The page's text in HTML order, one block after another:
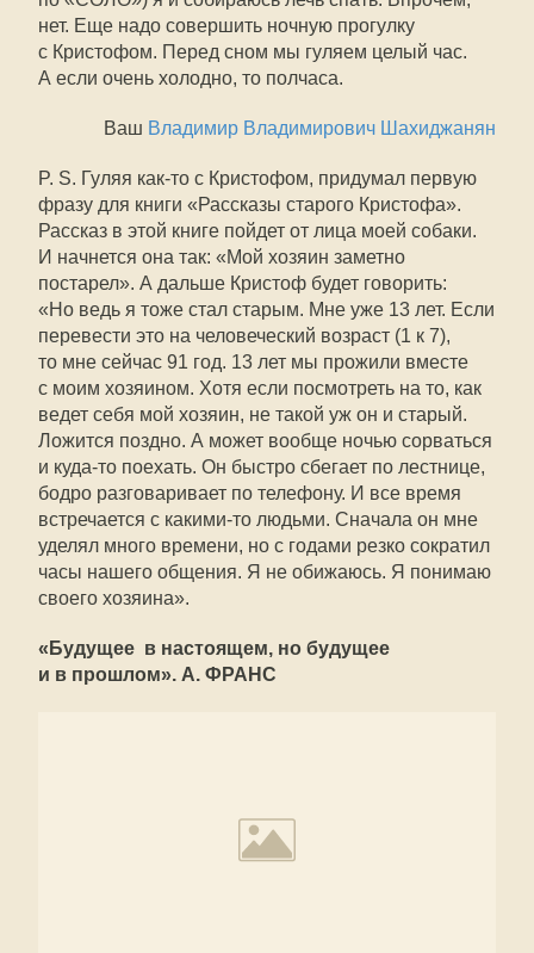
нет. Еще надо совершить ночную прогулку
с Кристофом. Перед сном мы гуляем целый час.
А если очень холодно, то полчаса.
Ваш Владимир Владимирович Шахиджанян
P. S. Гуляя как-то с Кристофом, придумал первую
фразу для книги «Рассказы старого Кристофа».
Рассказ в этой книге пойдет от лица моей собаки.
И начнется она так: «Мой хозяин заметно
постарел». А дальше Кристоф будет говорить:
«Но ведь я тоже стал старым. Мне уже 13 лет. Если
перевести это на человеческий возраст (1 к 7),
то мне сейчас 91 год. 13 лет мы прожили вместе
с моим хозяином. Хотя если посмотреть на то, как
ведет себя мой хозяин, не такой уж он и старый.
Ложится поздно. А может вообще ночью сорваться
и куда-то поехать. Он быстро сбегает по лестнице,
бодро разговаривает по телефону. И все время
встречается с какими-то людьми. Сначала он мне
уделял много времени, но с годами резко сократил
часы нашего общения. Я не обижаюсь. Я понимаю
своего хозяина».
«Будущее  в настоящем, но будущее 
и в прошлом». А. ФРАНС